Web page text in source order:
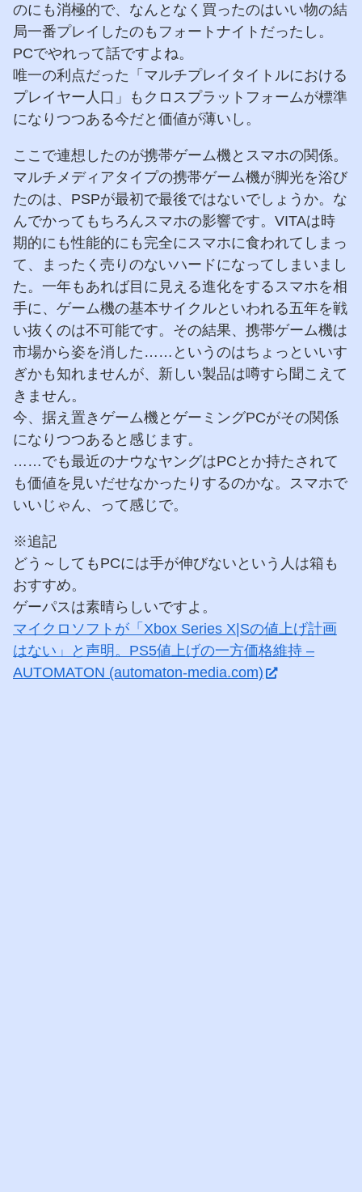
のにも消極的で、なんとなく買ったのはいい物の結
局一番プレイしたのもフォートナイトだったし。
PCでやれって話ですよね。
唯一の利点だった「マルチプレイタイトルにおける
プレイヤー人口」もクロスプラットフォームが標準
になりつつある今だと価値が薄いし。
ここで連想したのが携帯ゲーム機とスマホの関係。
マルチメディアタイプの携帯ゲーム機が脚光を浴び
たのは、PSPが最初で最後ではないでしょうか。な
んでかってもちろんスマホの影響です。VITAは時
期的にも性能的にも完全にスマホに食われてしまっ
て、まったく売りのないハードになってしまいまし
た。一年もあれば目に見える進化をするスマホを相
手に、ゲーム機の基本サイクルといわれる五年を戦
い抜くのは不可能です。その結果、携帯ゲーム機は
市場から姿を消した……というのはちょっといいす
ぎかも知れませんが、新しい製品は噂すら聞こえて
きません。
今、据え置きゲーム機とゲーミングPCがその関係
になりつつあると感じます。
……でも最近のナウなヤングはPCとか持たされて
も価値を見いだせなかったりするのかな。スマホで
いいじゃん、って感じで。
※追記
どう～してもPCには手が伸びないという人は箱も
おすすめ。
ゲーパスは素晴らしいですよ。
マイクロソフトが「Xbox Series X|Sの値上げ計画
はない」と声明。PS5値上げの一方価格維持 –
AUTOMATON (automaton-media.com)